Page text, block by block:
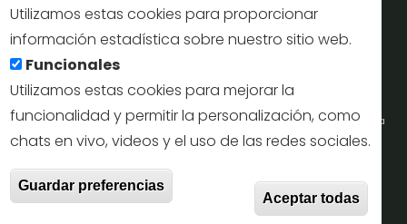
Utilizamos estas cookies para proporcionar
información estadística sobre nuestro sitio web.
Funcionales
Utilizamos estas cookies para mejorar la
funcionalidad y permitir la personalización, como
chats en vivo, videos y el uso de las redes sociales.
Guardar preferencias
Aceptar todas
Aviso legal |
Portal de la Concejalía de Turismo (Ayuntamiento de Segovia) y la Empresa
Municipal de Turismo de Segovia © 2022
Todos los derechos reservados.